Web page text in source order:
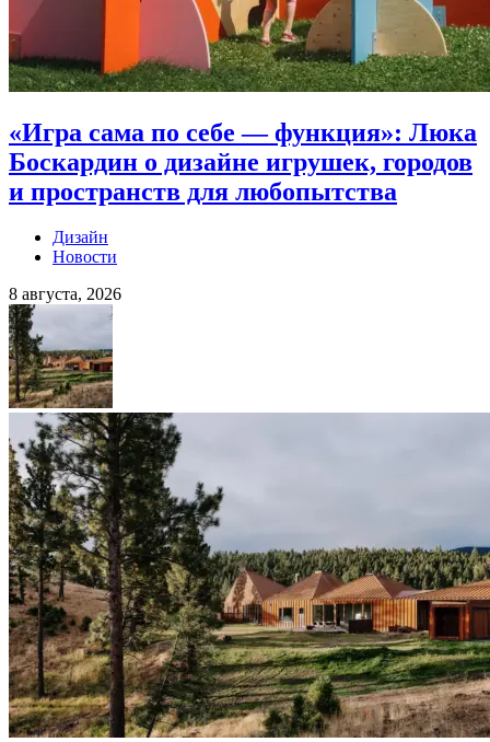
«Игра сама по себе — функция»: Люка
Боскардин о дизайне игрушек, городов
и пространств для любопытства
Дизайн
Новости
8 августа, 2026